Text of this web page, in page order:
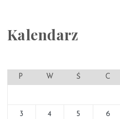
Kalendarz
P W Ś C
3 4 5 6